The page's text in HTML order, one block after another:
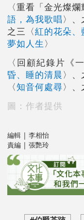
〈重看「金光燦
語，為我歌唱〉、
之三〈紅的花朵、
夢如人生 〉
〈回顧紀錄片《
昏、睡的清晨〉、
〈知音何處尋〉、
圖：作者提供
編輯 | 李相怡
責編 | 張艷玲